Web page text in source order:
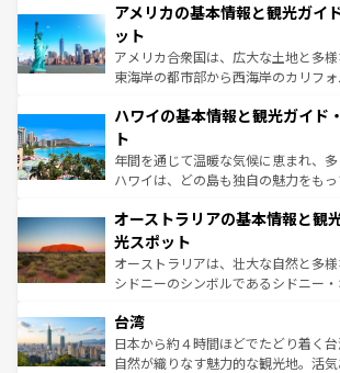
ンツ一覧を参照してほしい。
の建物がそのまま残る町や、スイスな
博物館もあり、アルプス観光だけでな
ことができる。国民の所得が高いため
者向けの交通パス提供のサービスも
着のスイス情報はコンテンツ一覧を
アメリカの基本情報と観光ガイ
ット
アメリカ合衆国は、広大な土地と多様
東海岸の都市部から西海岸のカリフ
のような巨大都市は、観光、ショッピ
ンメントが詰まった刺激的なスポット
西部には大自然が広がり、グランド
ストーン国立公園といった絶景が堪
文化が魅力。旅行者はアメリカの各地
しみながら、その多様性と豊かな歴史
るだろう。車でのロードトリップや列
ならではの贅沢な旅のスタイルだ。 なお、新着のアメリカ
情報は コンテンツ一覧 を参照してほ
ハワイの基本情報と観光ガイド
ト
年間を通じて温暖な気候に恵まれ、
ハワイは、どの島も独自の魅力をも
ワイ島は見逃せない。また、定番の観
島だが、静かな自然を求めるならマウ
おすすめ。エメラルドグリーンに輝く
文化や歴史が息づいている。「アロ
人々、おいしいローカルフードやハワ
ク、伝統的なフラダンスなど、すべ
っている。訪れるたびに新しい発見と
オーストラリアの基本情報と観
光スポット
オーストラリアは、壮大な自然と多様
シドニーのシンボルであるシドニー
リアリーフや大陸中央部にそびえるウ
ク）、タスマニアの美しい原生林や
ど、見どころがたくさん。また、カ
台湾
日本から約４時間ほどでたどり着く
自然が織りなす魅力的な観光地。活